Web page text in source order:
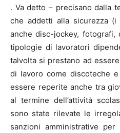
. Va detto – precisano dalla
che addetti alla sicurezza (i
anche disc-jockey,
tipologie di lavoratori
talvolta si prestano ad
di lavoro come discoteche
essere reperite anche tra
al termine dell’attività
sono state rilevate le
sanzioni amministrative